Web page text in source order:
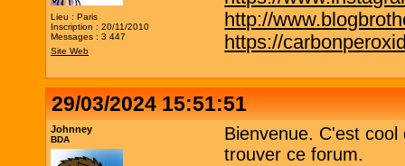
Lieu : Paris
Inscription : 20/11/2010
Messages : 3 447
Site Web
http://
https://
29/03/2024 15:51:51
Johnney
BDA
Bienvenue. C'est
trouver ce forum.